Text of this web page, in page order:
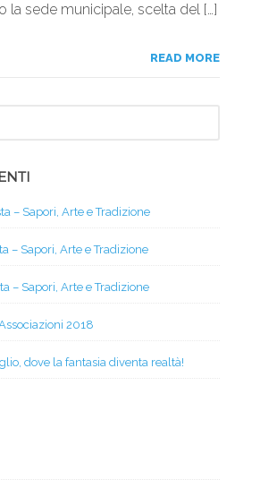
la sede municipale, scelta del […]
READ MORE
– Sapori, Arte e Tradizione
– Sapori, Arte e Tradizione
– Sapori, Arte e Tradizione
2018
dove la fantasia diventa realtà!